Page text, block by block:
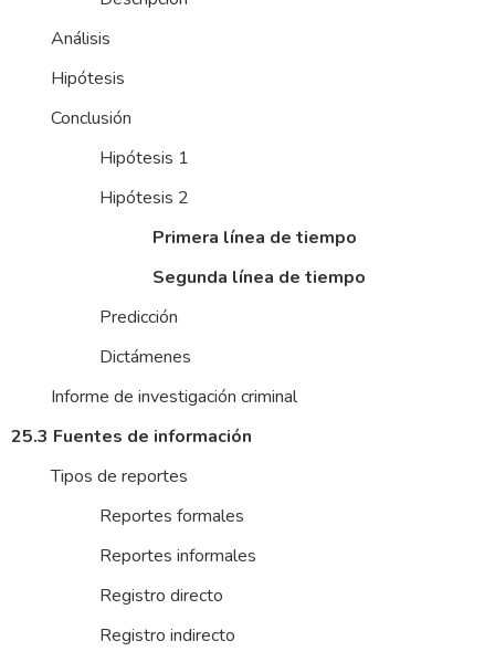
Análisis
Hipótesis
Conclusión
Hipótesis 1
Hipótesis 2
Primera línea de tiempo
Segunda línea de tiempo
Predicción
Dictámenes
Informe de investigación criminal
25.3 Fuentes de información
Tipos de reportes
Reportes formales
Reportes informales
Registro directo
Registro indirecto